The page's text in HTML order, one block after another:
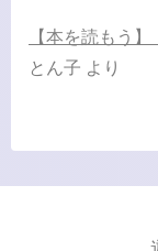
【本を読もう
とん子 より